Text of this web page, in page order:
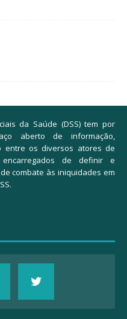
da Saúde (DSS) tem por
aberto de informação,
entre os diversos atores de
de definir e
combate às iniquidades em